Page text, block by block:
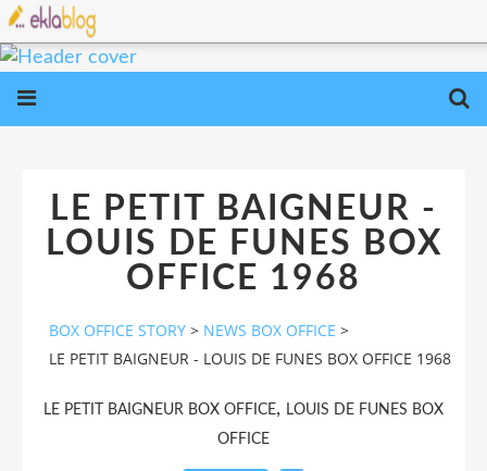
LE PETIT BAIGNEUR -
LOUIS DE FUNES BOX
OFFICE 1968
BOX OFFICE STORY > NEWS BOX OFFICE >
LE PETIT BAIGNEUR - LOUIS DE FUNES BOX OFFICE 1968
LE PETIT BAIGNEUR BOX OFFICE,
LOUIS DE FUNES BOX
OFFICE